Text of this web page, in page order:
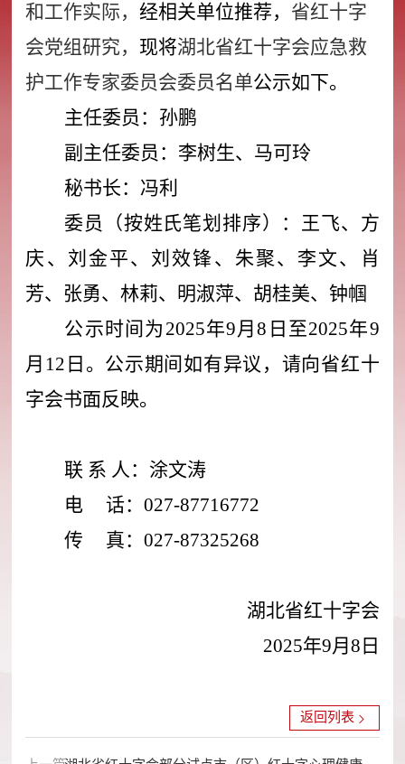
和工作实际，经相关单位推荐， 省红十字
会党组研究， 现将湖北省红十字会应急救
护工作专家委员会委员名单公示如下。
主任委员：孙鹏
副主任委员：李树生、马可玲
秘书长：冯利
委员（按姓氏笔划排序）：王飞、方
庆、刘金平、刘效锋、朱聚、李文、肖
芳、张勇、林莉、明淑萍、胡桂美、钟帼
公示时间为 2025年9月8 日至2025年9
月 12 日。公示期间如有异议，请向省红十
字会书面反映。
联 系 人：涂文涛
电
话：027-87716772
传
真：027-87325268
湖北省红十字会
2025年9月 8 日
返回列表